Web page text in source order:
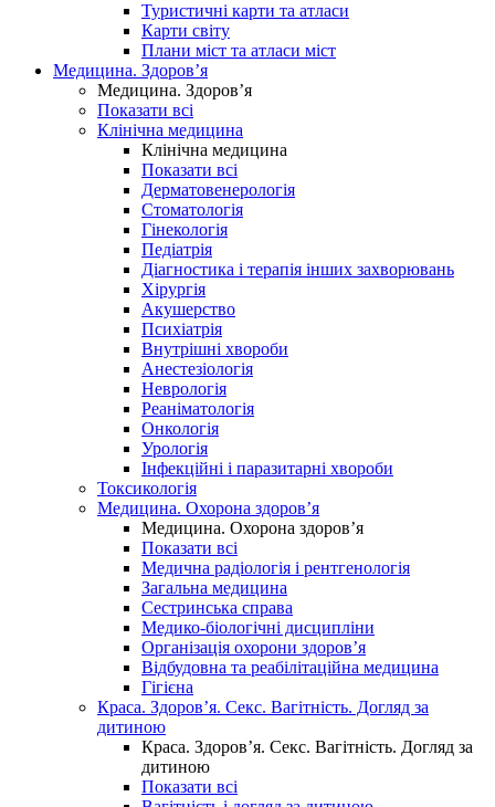
Туристичні карти та атласи
Карти світу
Плани міст та атласи міст
Медицина. Здоров’я
Медицина. Здоров’я
Показати всі
Клінічна медицина
Клінічна медицина
Показати всі
Дерматовенерологія
Стоматологія
Гінекологія
Педіатрія
Діагностика і терапія інших захворювань
Хірургія
Акушерство
Психіатрія
Внутрішні хвороби
Анестезіологія
Неврологія
Реаніматологія
Онкологія
Урологія
Інфекційні і паразитарні хвороби
Токсикологія
Медицина. Охорона здоров’я
Медицина. Охорона здоров’я
Показати всі
Медична радіологія і рентгенологія
Загальна медицина
Сестринська справа
Медико-біологічні дисципліни
Організація охорони здоров’я
Відбудовна та реабілітаційна медицина
Гігієна
Краса. Здоров’я. Секс. Вагітність. Догляд за
дитиною
Краса. Здоров’я. Секс. Вагітність. Догляд за
дитиною
Показати всі